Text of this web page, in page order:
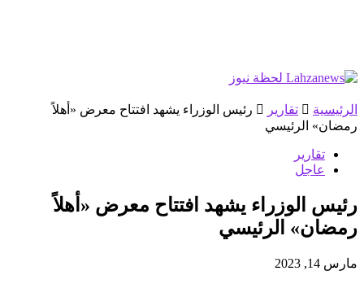
الرئيسية تقارير
رئيس الوزراء يشهد افتتاح معرض «أهلاً
رمضان» الرئيسي
تقارير
عاجل
رئيس الوزراء يشهد افتتاح معرض «أهلاً
رمضان» الرئيسي
مارس 14, 2023